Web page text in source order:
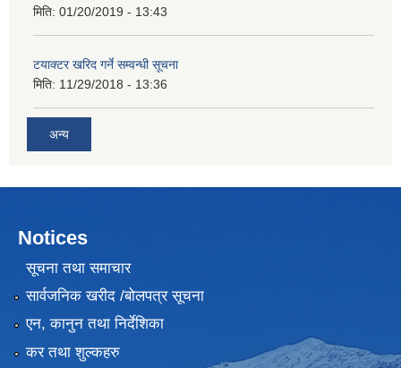
मिति: 01/20/2019 - 13:43
टयाक्टर खरिद गर्ने सम्वन्धी सूचना
मिति: 11/29/2018 - 13:36
अन्य
Notices
सूचना तथा समाचार
सार्वजनिक खरीद /बोलपत्र सूचना
एन, कानुन तथा निर्देशिका
कर तथा शुल्कहरु